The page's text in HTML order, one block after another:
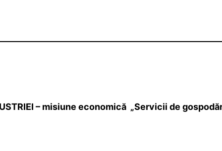
– misiune economică „Servicii de